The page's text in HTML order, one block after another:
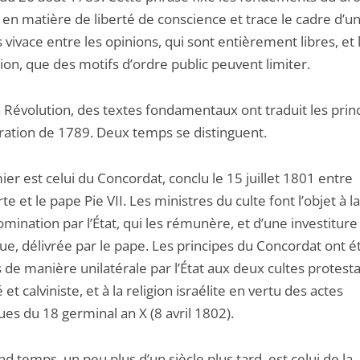
matière de liberté de conscience et trace le cadre
vivace entre les opinions, qui sont entièrement libres, et
que des motifs d’ordre public peuvent limiter.
Révolution, des textes fondamentaux ont traduit les
de 1789. Deux temps se distinguent.
est celui du Concordat, conclu le 15 juillet 1801 entre
et le pape Pie VII. Les ministres du culte font l’objet à
par l’État, qui les rémunère, et d’une investiture
délivrée par le pape. Les principes du Concordat ont
manière unilatérale par l’État aux deux cultes
calviniste, et à la religion israélite en vertu des actes
du 18 germinal an X (8 avril 1802).